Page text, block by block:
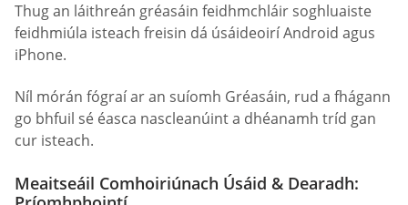
Thug an láithreán gréasáin feidhmchláir soghluaiste
feidhmiúla isteach freisin dá úsáideoirí Android agus
iPhone.
Níl mórán fógraí ar an suíomh Gréasáin, rud a fhágann
go bhfuil sé éasca nascleanúint a dhéanamh tríd gan
cur isteach.
Meaitseáil Comhoiriúnach Úsáid & Dearadh: